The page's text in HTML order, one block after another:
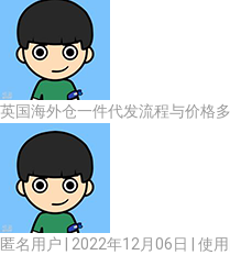
英国海外仓一件代发流程与价格
匿名用户 | 2022年12月06日 | 使